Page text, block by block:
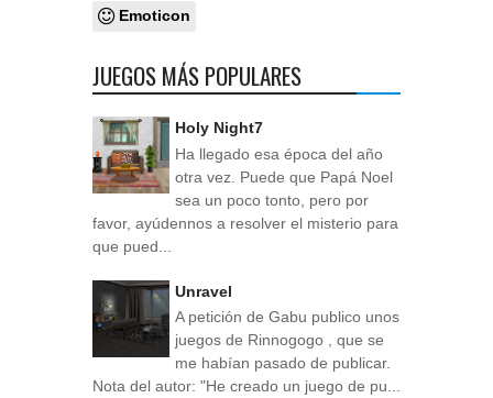
Emoticon
JUEGOS MÁS POPULARES
Holy Night7
Ha llegado esa época del año
otra vez. Puede que Papá Noel
sea un poco tonto, pero por
favor, ayúdennos a resolver el misterio para
que pued...
Unravel
A petición de Gabu publico unos
juegos de Rinnogogo , que se
me habían pasado de publicar.
Nota del autor: "He creado un juego de pu...